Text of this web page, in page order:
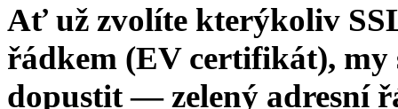
Ať už zvolíte kterýkoliv
řádkem (EV certifikát), my
dopustit — zelený adresní